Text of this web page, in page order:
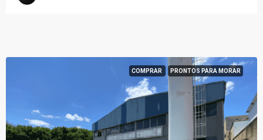
COMPRAR PRONTOS PARA MORAR